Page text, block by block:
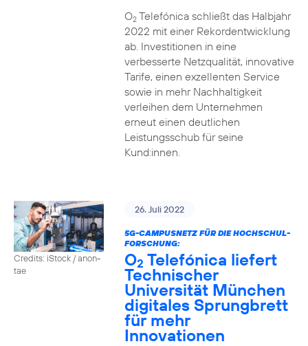
O2Telefónica schließt das Halbjahr
2022 mit einer Rekordentwicklung
ab. Investitionen in eine
verbesserte Netzqualität, innovative
Tarife, einen exzellenten Service
sowie in mehr Nachhaltigkeit
verleihen dem Unternehmen
erneut einen deutlichen
Leistungsschub für seine
Kund:innen.
Credits: iStock / anon-
tae
26. Juli 2022
5G-CAMPUSNETZ FÜR DIE HOCHSCHUL-
FORSCHUNG:
O2 Telefónica liefert
Technischer
Universität München
digitales Sprungbrett
für mehr
Innovationen